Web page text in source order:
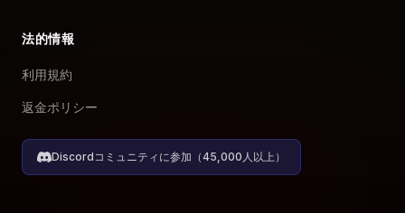
法的情報
利用規約
返金ポリシー
Discordコミュニティに参加（45,000人以上）